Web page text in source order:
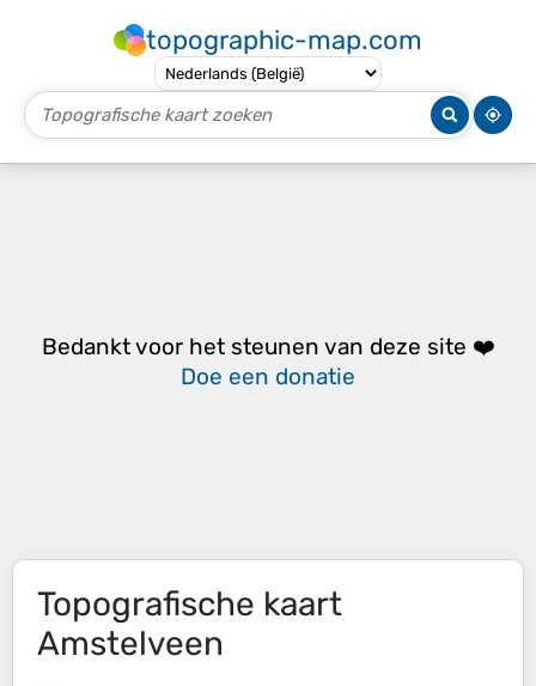
topographic-map.com
Bedankt voor het steunen van deze site ❤️
Doe een donatie
Topografische kaart
Amstelveen